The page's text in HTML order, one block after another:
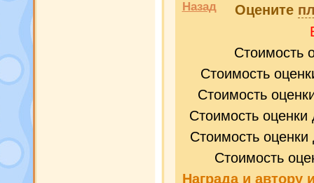
Назад Оцените
Стоимость
Стоимость
Стоимость
Стоимость
Стоимость
Стоимость
Награда и автору